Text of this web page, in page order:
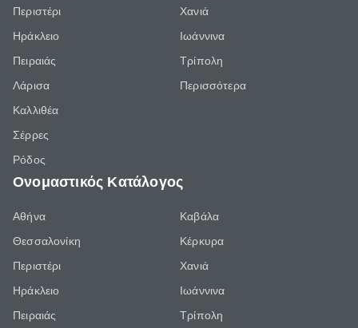
Περιστέρι
Ηράκλειο
Πειραιάς
Λάρισα
Καλλιθέα
Σέρρες
Ρόδος
Χανιά
Ιωάννινα
Τρίπολη
Περισσότερα
Ονομαστικός Κατάλογος
Αθήνα
Θεσσαλονίκη
Περιστέρι
Ηράκλειο
Πειραιάς
Καβάλα
Κέρκυρα
Χανιά
Ιωάννινα
Τρίπολη